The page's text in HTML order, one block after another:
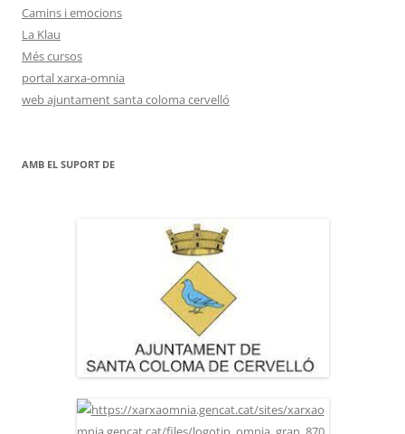
Camins i emocions
La Klau
Més cursos
portal xarxa-omnia
web ajuntament santa coloma cervelló
AMB EL SUPORT DE